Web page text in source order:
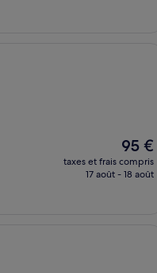
Le
nouveau
prix
95 €
taxes et frais compris
17 août - 18 août